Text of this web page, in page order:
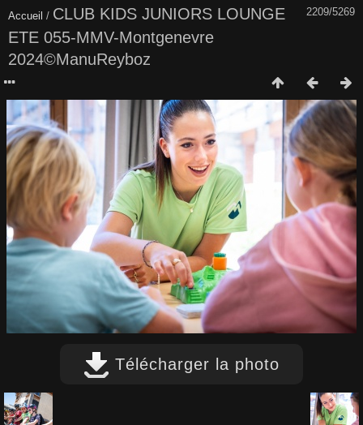
2209/5269
Accueil / CLUB KIDS JUNIORS LOUNGE
ETE 055-MMV-Montgenevre
2024©ManuReyboz
Télécharger la photo